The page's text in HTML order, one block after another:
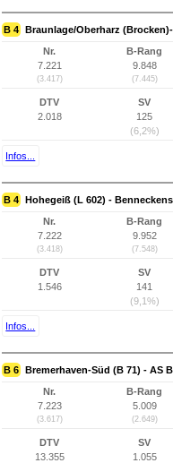
B 4 Braunlage/Oberharz
Nr.
7.221
(3.417)
B-Rang
9.848
(7.445)
DTV
2.018
SV
125
(6,2%)
Infos...
B 4 Hohegeiß (L 602) -
Nr.
7.222
(3.418)
B-Rang
9.952
(7.548)
DTV
1.546
SV
141
(9,1%)
Infos...
B 6 Bremerhaven-Süd (B 71) - AS
Nr.
7.223
(3.617)
B-Rang
5.009
(2.649)
DTV
13.355
SV
1.055